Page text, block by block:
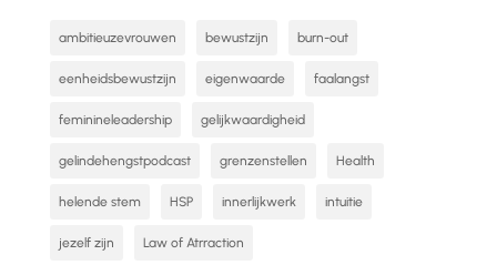
ambitieuzevrouwen bewustzijn burn-out
eenheidsbewustzijn eigenwaarde faalangst
feminineleadership gelijkwaardigheid
gelindehengstpodcast grenzenstellen Health
helende stem HSP innerlijkwerk intuitie
jezelf zijn Law of Atrraction